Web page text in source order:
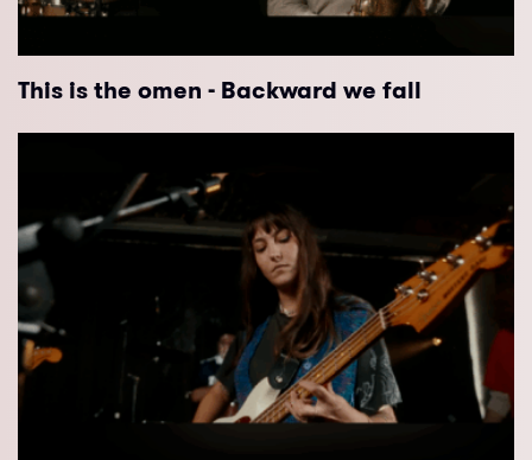
This is the omen - Backward we fall